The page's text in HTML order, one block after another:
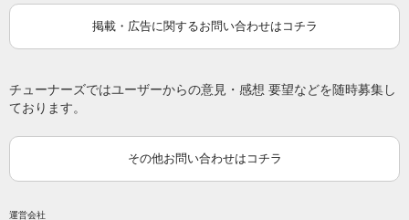
掲載・広告に関するお問い合わせはコチラ
チューナーズではユーザーからの意見・感想 要望などを随時募集し
ております。
その他お問い合わせはコチラ
運営会社